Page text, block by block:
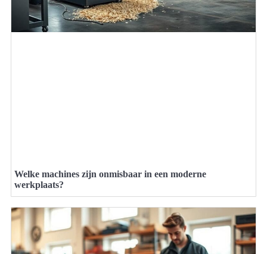
Welke machines zijn onmisbaar in een moderne
werkplaats?